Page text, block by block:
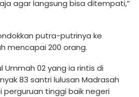
agar langsung bisa ditempati,”
putra-putrinya ke
mencapai 200 orang.
02 yang ia rintis di
83 santri lulusan Madrasah
perguruan tinggi baik negeri